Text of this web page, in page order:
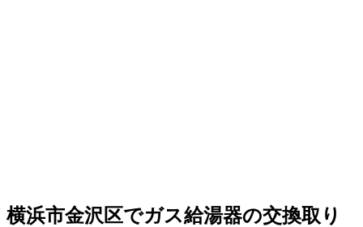
横浜市金沢区でガス給湯器の交換取り